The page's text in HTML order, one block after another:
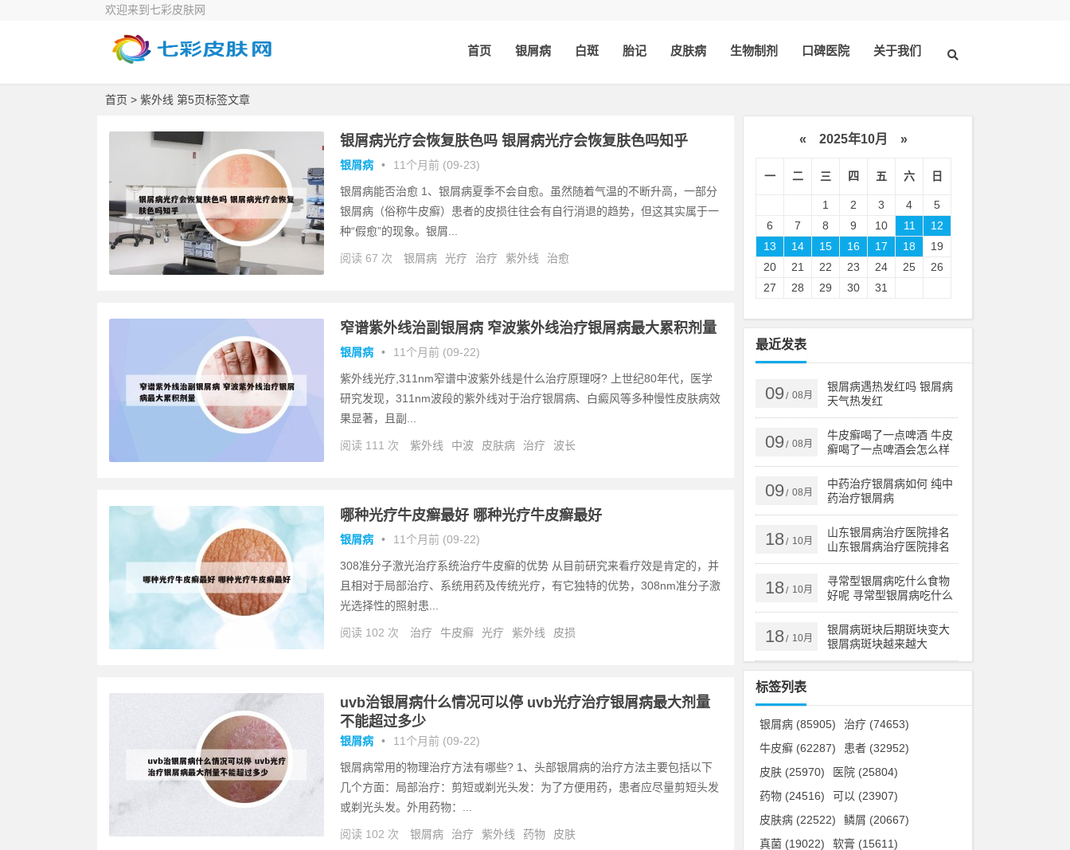
欢迎来到七彩皮肤网
首页 银屑病 白斑 胎记 皮肤病 生物制剂 口碑医院 关于我们
首页 > 紫外线 第5页标签文章
银屑病光疗会恢复肤色吗 银屑病光疗会恢复肤色吗知乎
银屑病 • 11个月前 (09-23)
银屑病能否治愈 1、银屑病夏季不会自愈。虽然随着气温的不断升高，一部分
银屑病（俗称牛皮癣）患者的皮损往往会有自行消退的趋势，但这其实属于一
种“假愈”的现象。银屑...
阅读 67 次 银屑病 光疗 治疗 紫外线 治愈
窄谱紫外线治副银屑病 窄波紫外线治疗银屑病最大累积剂量
银屑病 • 11个月前 (09-22)
紫外线光疗,311nm窄谱中波紫外线是什么治疗原理呀? 上世纪80年代，医学
研究发现，311nm波段的紫外线对于治疗银屑病、白癜风等多种慢性皮肤病效
果显著，且副...
阅读 111 次 紫外线 中波 皮肤病 治疗 波长
哪种光疗牛皮癣最好 哪种光疗牛皮癣最好
银屑病 • 11个月前 (09-22)
308准分子激光治疗系统治疗牛皮癣的优势 从目前研究来看疗效是肯定的，并
且相对于局部治疗、系统用药及传统光疗，有它独特的优势，308nm准分子激
光选择性的照射患...
阅读 102 次 治疗 牛皮癣 光疗 紫外线 皮损
uvb治银屑病什么情况可以停 uvb光疗治疗银屑病最大剂量
不能超过多少
银屑病 • 11个月前 (09-22)
银屑病常用的物理治疗方法有哪些? 1、头部银屑病的治疗方法主要包括以下
几个方面：局部治疗：剪短或剃光头发：为了方便用药，患者应尽量剪短头发
或剃光头发。外用药物：...
阅读 102 次 银屑病 治疗 紫外线 药物 皮肤
« 2025年10月 »
一 二 三 四 五 六 日
1 2 3 4
5
6
7 8 9 10 11
12
13
14 15 16 17 18
19
20
21 22 23 24 25
26
27
28 29 30 31
最近发表
09/ 08月
银屑病遇热发红吗 银屑病
天气热发红
09/ 08月
牛皮癣喝了一点啤酒 牛皮
癣喝了一点啤酒会怎么样
09/ 08月
中药治疗银屑病如何 纯中
药治疗银屑病
18/ 10月
山东银屑病治疗医院排名
山东银屑病治疗医院排名
榜
18/ 10月
寻常型银屑病吃什么食物
好呢 寻常型银屑病吃什么
药效果好
18/ 10月
银屑病斑块后期斑块变大
银屑病斑块越来越大
标签列表
银屑病 (85905) 治疗 (74653)
牛皮癣 (62287) 患者 (32952)
皮肤 (25970) 医院 (25804)
药物 (24516) 可以 (23907)
皮肤病 (22522) 鳞屑 (20667)
真菌 (19022) 软膏 (15611)